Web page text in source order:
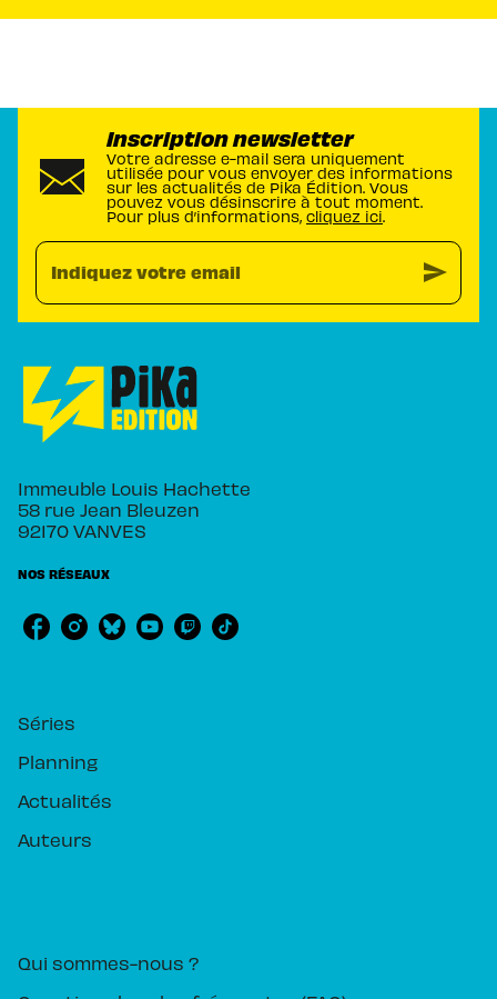
Inscription newsletter
Votre adresse e-mail sera uniquement
utilisée pour vous envoyer des informations
sur les actualités de Pika Édition. Vous
pouvez vous désinscrire à tout moment.
Pour plus d’informations, cliquez ici.
Indiquez votre email send
Immeuble Louis Hachette
58 rue Jean Bleuzen
92170 VANVES
NOS RÉSEAUX
Séries
Planning
Actualités
Auteurs
Qui sommes-nous ?